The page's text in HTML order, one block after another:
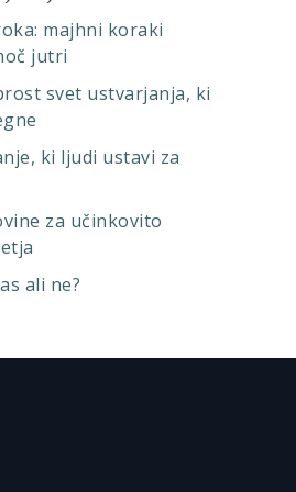
majhni koraki
jutri
svet ustvarjanja, ki
ki ljudi ustavi za
za učinkovito
ali ne?